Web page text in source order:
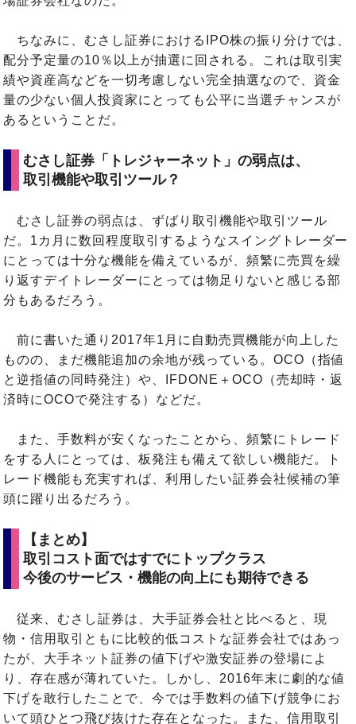
ちなみに、むさし証券におけるIPO株の振り分けでは、
配分予定量の10％以上が抽選に回される。これは取引実
績や資産高などを一切考慮しない完全抽選なので、資金
量の少ない個人投資家にとっても公平に当選チャンスが
あるということだ。
むさし証券「トレジャーネット」の弱点は、
取引機能や取引ツール？
むさし証券の弱点は、ずばり取引機能や取引ツール
だ。1カ月に数回程度取引するようなスイングトレーダー
にとっては十分な機能を備えているが、頻繁に売買を繰
り返すデイトレーダーにとっては物足りないと感じる部
分もあるだろう。
前に書いた通り2017年1月に自動売買機能が向上した
ものの、まだ機能追加の余地が残っている。OCO（指値
と逆指値の同時発注）や、IFDONE＋OCO（売却時・返
済時にOCOで発注する）などだ。
また、手数料が安くなったことから、頻繁にトレード
をする人にとっては、板発注も備えて欲しい機能だ。ト
レード機能も充実すれば、利用したい証券会社候補の筆
頭に躍り出るだろう。
【まとめ】
取引コスト面ではすでにトップクラス
今後のサービス・機能の向上にも期待できる
従来、むさし証券は、大手証券会社と比べると、現
物・信用取引ともに比較的低コストな証券会社ではあっ
たが、大手ネット証券の値下げや激安証券の登場によ
り、存在感が薄れていた。しかし、2016年末に劇的な値
下げを敢行したことで、今では手数料の値下げ競争にお
いて頭ひとつ飛び抜けた存在となった。また、信用取引